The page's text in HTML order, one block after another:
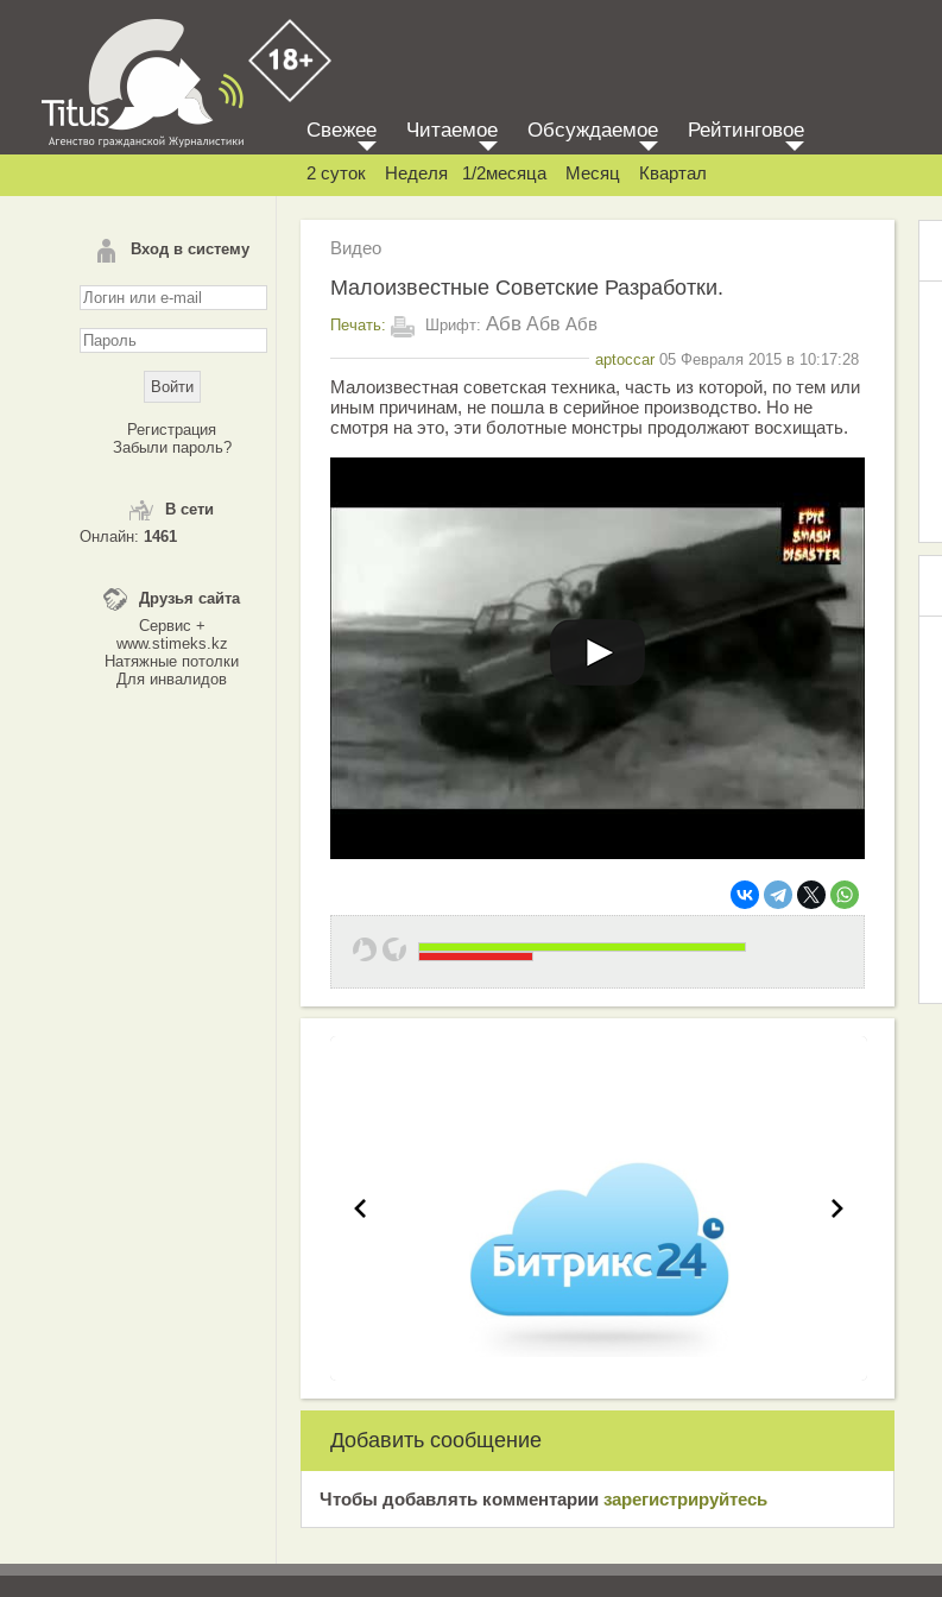
Вход в систему
Регистрация
Забыли пароль?
В сети
Онлайн: 1461
Друзья сайта
Сервис +
www.stimeks.kz
Натяжные потолки
Для инвалидов
Свежее Читаемое Обсуждаемое Рейтинговое
2 суток Неделя 1/2месяца Месяц Квартал
Видео
Малоизвестные Советские Разработки.
Печать: Шрифт: Абв Абв Абв
aptoccar 05 Февраля 2015 в 10:17:28
Малоизвестная советская техника, часть из которой, по тем или
иным причинам, не пошла в серийное производство. Но не
смотря на это, эти болотные монстры продолжают восхищать.
Добавить сообщение
Чтобы добавлять комментарии зарeгиcтрирyйтeсь